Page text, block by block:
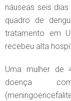
náuseas seis
quadro de
tratamento em
recebeu alta
Uma mulher de
doença